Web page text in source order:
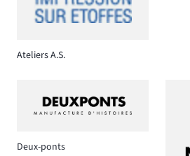
Ateliers A.S.
Deux-ponts